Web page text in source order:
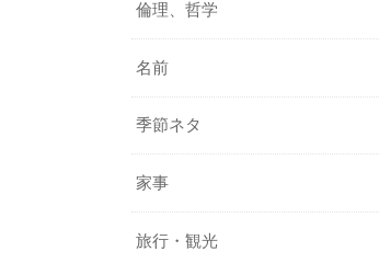
倫理、哲学
名前
季節ネタ
家事
旅行・観光